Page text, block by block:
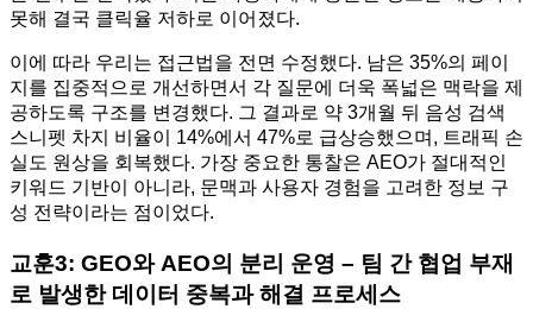
못해 결국 클릭율 저하로 이어졌다.
이에 따라 우리는 접근법을 전면 수정했다. 남은 35%의 페이
지를 집중적으로 개선하면서 각 질문에 더욱 폭넓은 맥락을 제
공하도록 구조를 변경했다. 그 결과로 약 3개월 뒤 음성 검색
스니펫 차지 비율이 14%에서 47%로 급상승했으며, 트래픽 손
실도 원상을 회복했다. 가장 중요한 통찰은 AEO가 절대적인
키워드 기반이 아니라, 문맥과 사용자 경험을 고려한 정보 구
성 전략이라는 점이었다.
교훈3: GEO와 AEO의 분리 운영 – 팀 간 협업 부재
로 발생한 데이터 중복과 해결 프로세스